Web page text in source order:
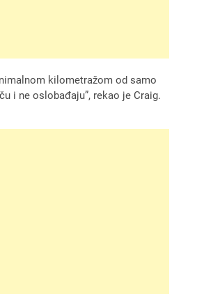
kilometražom od samo
i ne oslobađaju”, rekao je Craig.